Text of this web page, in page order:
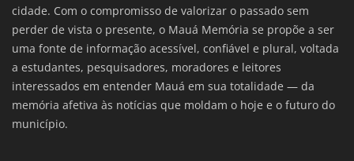
cidade. Com o compromisso de valorizar o passado sem
perder de vista o presente, o Mauá Memória se propõe a ser
uma fonte de informação acessível, confiável e plural, voltada
a estudantes, pesquisadores, moradores e leitores
interessados em entender Mauá em sua totalidade — da
memória afetiva às notícias que moldam o hoje e o futuro do
município.